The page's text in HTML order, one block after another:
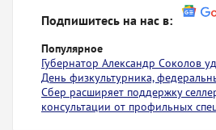
Подпишитесь на нас в:
Популярное
Губернатор Александр Соколов
День физкультурника,
Сбер расширяет поддержку
консультации от профильных